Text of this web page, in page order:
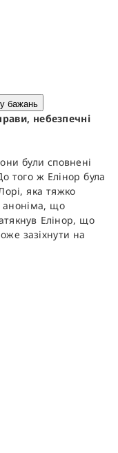
бажань
небезпечні
були сповнені
того ж Елінор була
яка тяжко
аноніма, що
Елінор, що
зазіхнути на